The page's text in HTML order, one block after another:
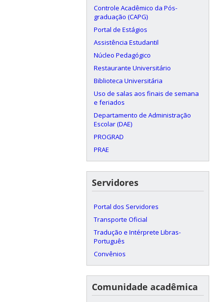
Controle Acadêmico da Pós-
graduação (CAPG)
Portal de Estágios
Assistência Estudantil
Núcleo Pedagógico
Restaurante Universitário
Biblioteca Universitária
Uso de salas aos finais de semana
e feriados
Departamento de Administração
Escolar (DAE)
PROGRAD
PRAE
Servidores
Portal dos Servidores
Transporte Oficial
Tradução e Intérprete Libras-
Português
Convênios
Comunidade acadêmica